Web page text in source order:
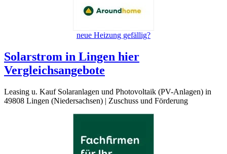
neue Heizung gefällig?
Solarstrom in Lingen hier
Vergleichsangebote
Leasing u. Kauf Solaranlagen und Photovoltaik (PV-Anlagen) in
49808 Lingen (Niedersachsen) | Zuschuss und Förderung